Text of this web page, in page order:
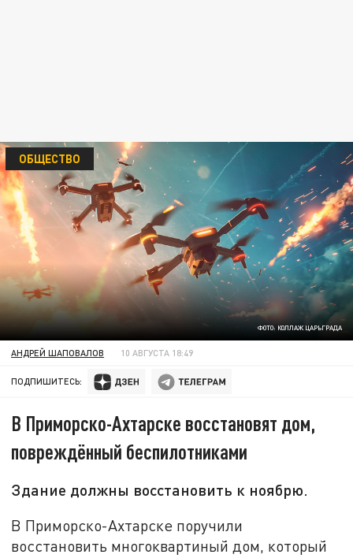
ФОТО: КОЛЛАЖ ЦАРЬГРАДА
ОБЩЕСТВО
АНДРЕЙ ШАПОВАЛОВ 10 АВГУСТА 18:49
ПОДПИШИТЕСЬ:
В Приморско-Ахтарске восстановят дом,
повреждённый беспилотниками
Здание должны восстановить к ноябрю.
В Приморско-Ахтарске поручили
восстановить многоквартиный дом, который